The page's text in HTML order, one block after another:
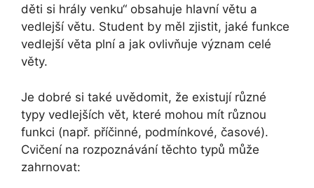
děti si hrály venku“ obsahuje hlavní větu a
vedlejší větu. Student by měl zjistit, jaké funkce
vedlejší věta plní a jak ovlivňuje význam celé
věty.
Je dobré si také uvědomit, že existují různé
typy vedlejších vět, které mohou mít různou
funkci (např. příčinné, podmínkové, časové).
Cvičení na rozpoznávání těchto typů může
zahrnovat: